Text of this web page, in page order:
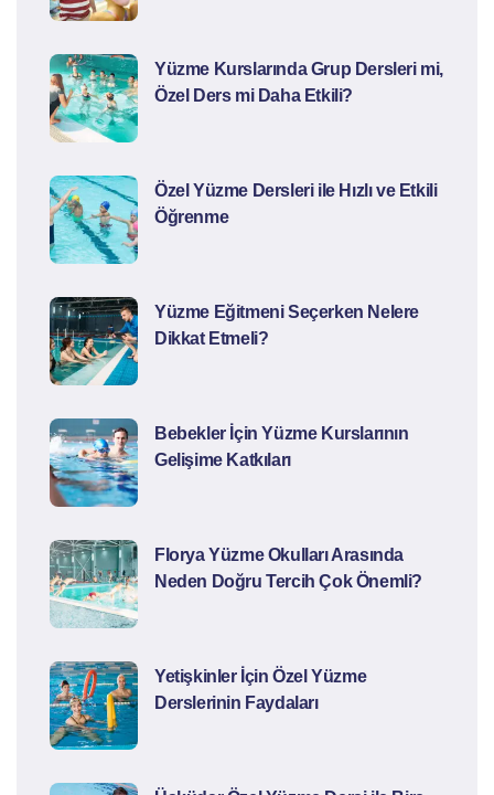
Yüzme Kurslarında Grup Dersleri mi,
Özel Ders mi Daha Etkili?
Özel Yüzme Dersleri ile Hızlı ve Etkili
Öğrenme
Yüzme Eğitmeni Seçerken Nelere
Dikkat Etmeli?
Bebekler İçin Yüzme Kurslarının
Gelişime Katkıları
Florya Yüzme Okulları Arasında
Neden Doğru Tercih Çok Önemli?
Yetişkinler İçin Özel Yüzme
Derslerinin Faydaları